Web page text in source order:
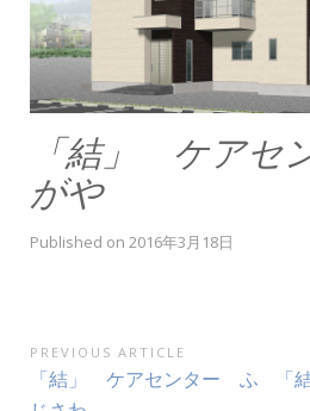
「結」 ケア
がや
Published on 2016年3月18日
投
稿
PREVIOUS ARTICLE
Previous
Article:
「結」 ケアセンター ふ
Next